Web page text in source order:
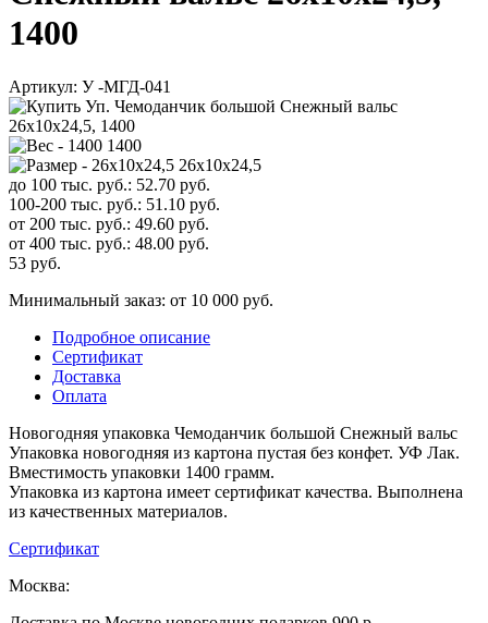
1400
Артикул: У -МГД-041
1400
26х10х24,5
до 100 тыс. руб.: 52.70 руб.
100-200 тыс. руб.: 51.10 руб.
от 200 тыс. руб.: 49.60 руб.
от 400 тыс. руб.: 48.00 руб.
53 руб.
Минимальный заказ: от 10 000 руб.
Подробное описание
Сертификат
Доставка
Оплата
Новогодняя упаковка Чемоданчик большой Снежный вальс
Упаковка новогодняя из картона пустая без конфет. УФ Лак.
Вместимость упаковки 1400 грамм.
Упаковка из картона имеет сертификат качества. Выполнена
из качественных материалов.
Сертификат
Москва: